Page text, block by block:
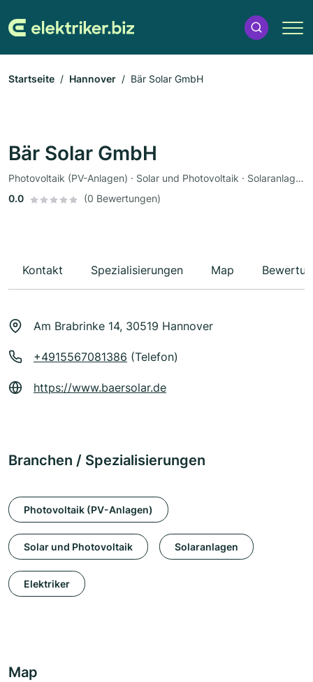
Startseite Hannover Bär Solar GmbH
Bär Solar GmbH
Photovoltaik (PV-Anlagen) · Solar und Photovoltaik · Solaranlagen · Elektriker
0.0
(0 Bewertungen)
Kontakt Spezialisierungen Map
Am Brabrinke 14, 30519 Hannover
+4915567081386 (Telefon)
https://www.baersolar.de
Branchen / Spezialisierungen
Photovoltaik (PV-Anlagen)
Solar und Photovoltaik Solaranlagen
Elektriker
Map